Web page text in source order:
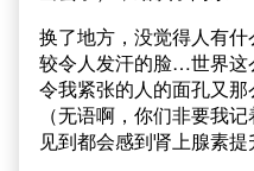
换了地方，没觉得人有
较令人发汗的脸…世界这
令我紧张的人的面孔又
（无语啊，你们非要我
见到都会感到肾上腺素